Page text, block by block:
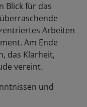
Blick für das
Arbeiten
Am Ende
das Klarheit,
vereint.
und